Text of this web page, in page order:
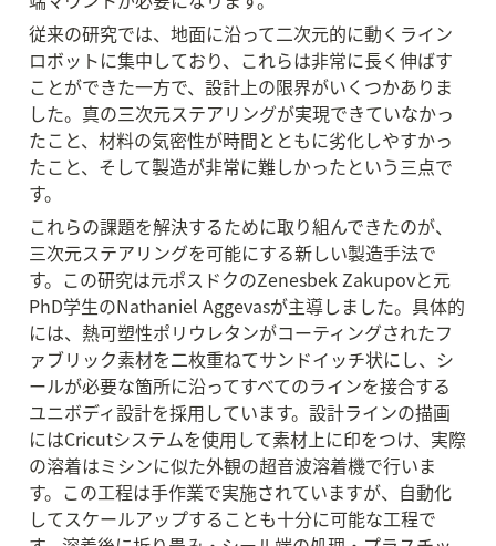
従来の研究では、地面に沿って二次元的に動くライン
ロボットに集中しており、これらは非常に長く伸ばす
ことができた一方で、設計上の限界がいくつかありま
した。真の三次元ステアリングが実現できていなかっ
たこと、材料の気密性が時間とともに劣化しやすかっ
たこと、そして製造が非常に難しかったという三点で
す。
これらの課題を解決するために取り組んできたのが、
三次元ステアリングを可能にする新しい製造手法で
す。この研究は元ポスドクのZenesbek Zakupovと元
PhD学生のNathaniel Aggevasが主導しました。具体的
には、熱可塑性ポリウレタンがコーティングされたフ
ァブリック素材を二枚重ねてサンドイッチ状にし、シ
ールが必要な箇所に沿ってすべてのラインを接合する
ユニボディ設計を採用しています。設計ラインの描画
にはCricutシステムを使用して素材上に印をつけ、実際
の溶着はミシンに似た外観の超音波溶着機で行いま
す。この工程は手作業で実施されていますが、自動化
してスケールアップすることも十分に可能な工程で